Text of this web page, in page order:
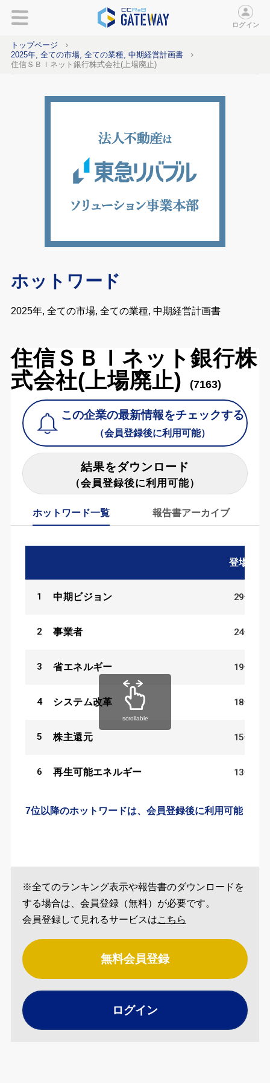
ログイン
トップページ
2025年, 全ての市場, 全ての業種, 中期経営計画書
住信ＳＢＩネット銀行株式会社(上場廃止)
ホットワード
2025年, 全ての市場, 全ての業種, 中期経営計画書
住信ＳＢＩネット銀行株
式会社(上場廃止)
(7163)
この企業の最新情報をチェックする
（会員登録後に利用可能）
結果をダウンロード
（会員登録後に利用可能）
ホットワード一覧 報告書アーカイブ
登場数
1 中期ビジョン 29件
2 事業者 24件
3 省エネルギー 19件
4 システム改革 18件
5 株主還元 15件
6 再生可能エネルギー 13件
7位以降のホットワードは、会員登録後に利用可能
scrollable
※全てのランキング表示や報告書のダウンロードを
する場合は、会員登録（無料）が必要です。
会員登録して見れるサービスはこちら
無料会員登録
ログイン